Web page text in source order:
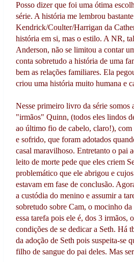
Posso dizer que foi uma ótima
série. A história me lembrou
Kendrick/Coulter/Harrigan da
história em si, mas o estilo. A NR,
Anderson, não se limitou a contar
conta sobretudo a história de uma
bem as relações familiares. Ela
criou uma história muito humana e
Nesse primeiro livro da série somos
"irmãos" Quinn, (todos eles lindos
ao último fio de cabelo, claro!), com
e sofrido, que foram adotados
casal maravilhoso. Entretanto o pai
leito de morte pede que eles criem
problemático que ele abrigou e
estavam em fase de conclusão.
a custódia do menino e assumir a
sobretudo sobre Cam, o mocinho
essa tarefa pois ele é, dos 3 irmãos,
condições de se dedicar a Seth. Há
da adoção de Seth pois suspeita-se
filho de sangue do pai deles. Mas